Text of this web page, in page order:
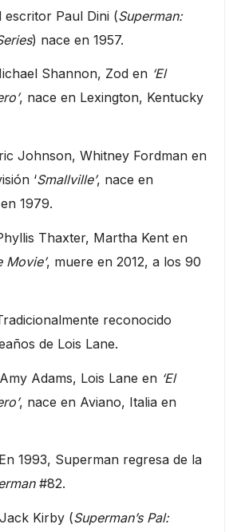
escritor Paul Dini (Superman:
) nace en 1957.
Shannon, Zod en ‘El
, nace en Lexington, Kentucky
Johnson, Whitney Fordman en
‘Smallville’, nace en
1979.
Thaxter, Martha Kent en
Movie’, muere en 2012, a los 90
reconocido
de Lois Lane.
Adams, Lois Lane en ‘El
, nace en Aviano, Italia en
1993, Superman regresa de la
#82.
Kirby (Superman’s Pal: